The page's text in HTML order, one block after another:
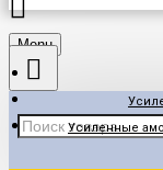
Menu
Усиленные